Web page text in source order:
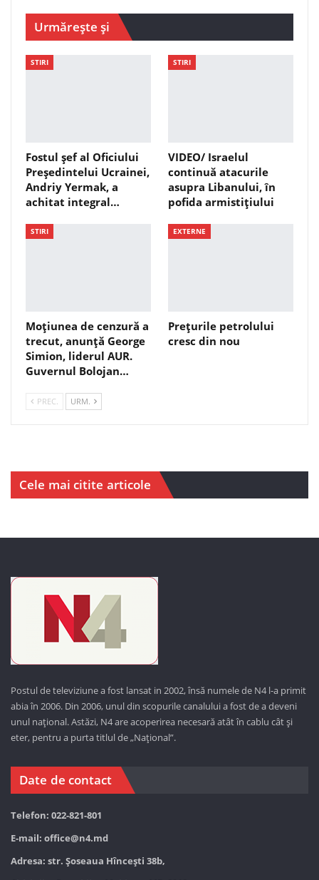
Urmărește și
STIRI
Fostul șef al Oficiului
Președintelui Ucrainei,
Andriy Yermak, a
achitat integral…
STIRI
VIDEO/ Israelul
continuă atacurile
asupra Libanului, în
pofida armistițiului
STIRI
Moțiunea de cenzură a
trecut, anunță George
Simion, liderul AUR.
Guvernul Bolojan…
EXTERNE
Prețurile petrolului
cresc din nou
PREC. URM.
Cele mai citite articole
Postul de televiziune a fost lansat in 2002, însă numele de N4 l-a primit
abia în 2006. Din 2006, unul din scopurile canalului a fost de a deveni
unul național. Astăzi, N4 are acoperirea necesară atât în cablu cât și
eter, pentru a purta titlul de „Național”.
Date de contact
Telefon: 022-821-801
E-mail: office@n4.md
Adresa: str. Șoseaua Hînceşti 38b,